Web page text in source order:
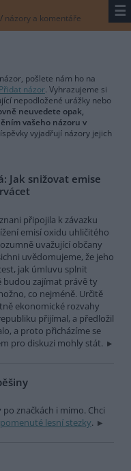
/ názory a komentáře ☰
pošlete nám ho na
Přidat názor. Vyhrazujeme si
nepodložené urážky nebo
neuvedete opak,
vašeho názoru v
vyjadřují názory jejich
Jak snižovat emise
připojila k závazku
emisí oxidu uhličitého
uvažující občany
uvědomujeme, že jeho
jak úmluvu splnit
budou zajímat právě ty
co nejméně. Určitě
ekonomické rozvahy
přijímal, a předložil
a proto přicházíme se
pro diskuzi mohly stát.
značkách i mimo. Chci
lesní stezky.